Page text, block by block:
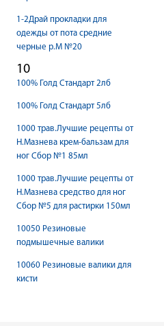
1-2Драй прокладки для
одежды от пота средние
черные р.М №20
10
100% Голд Стандарт 2лб
100% Голд Стандарт 5лб
1000 трав.Лучшие рецепты от
Н.Мазнева крем-бальзам для
ног Сбор №1 85мл
1000 трав.Лучшие рецепты от
Н.Мазнева средство для ног
Сбор №5 для растирки 150мл
10050 Резиновые
подмышечные валики
10060 Резиновые валики для
кисти